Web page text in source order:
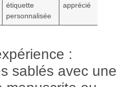
étiquette
personnalisée
apprécié
:
sablés avec une